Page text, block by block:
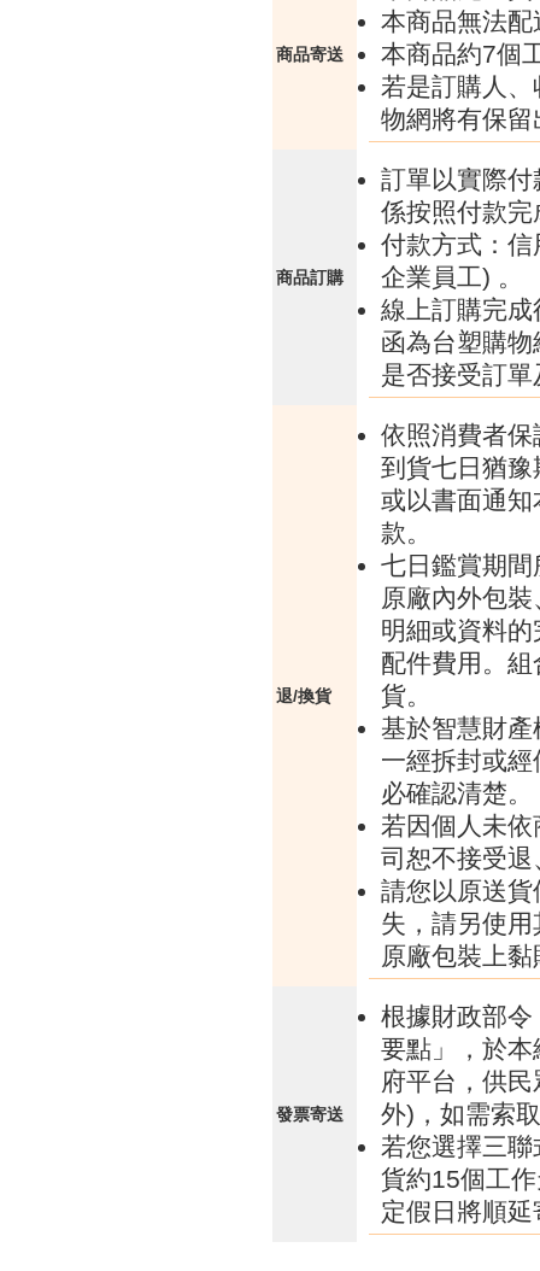
商品寄送
本商品無法配
本商品約7個
若是訂購人
物網將有保
商品訂購
訂單以實際
係按照付款
付款方式：
企業員工) 。
線上訂購完
函為台塑購
是否接受訂
退/換貨
依照消費者
到貨七日猶
或以書面通
款。
七日鑑賞期
原廠內外包
明細或資料
配件費用。
貨。
基於智慧財
一經拆封或
必確認清楚。
若因個人未
司恕不接受
請您以原送
失，請另使
原廠包裝上
發票寄送
根據財政部
要點」，於
府平台，供
外)，如需索
若您選擇三
貨約15個工
定假日將順延